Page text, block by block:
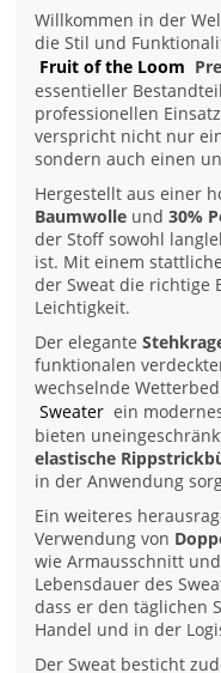
Willkommen in der
die Stil und
Fruit of the Loom
essentieller
professionellen
verspricht nicht nur
sondern auch einen
Hergestellt aus einer
Baumwolle und30%
der Stoff sowohl
ist. Mit einem
der Sweat die richtige
Leichtigkeit.
Der elegante
funktionalen
wechselnde
Sweater ein
bieten
elastische
in der Anwendung
Ein weiteres
Verwendung von
wie Armausschnitt
Lebensdauer des
dass er den täglichen
Handel und in der
Der Sweat besticht